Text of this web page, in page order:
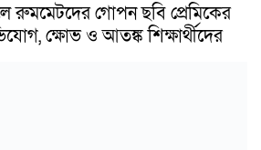
রুমমেটদের গোপন ছবি প্রেমিকের
ক্ষোভ ও আতঙ্ক শিক্ষার্থীদের